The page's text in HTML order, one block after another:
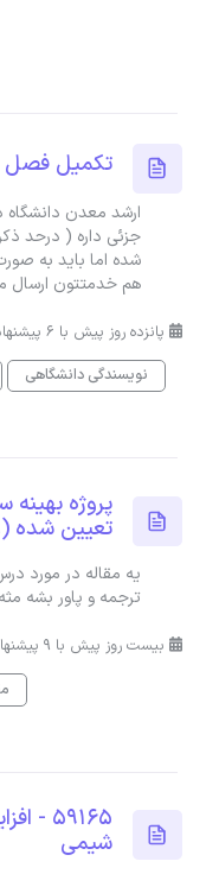
تکمیل فصل 3-4-5 ارشد
شده اما باید به
هم خدمتتون ارسال
پانزده روز پیش با 6 پیشنهاد رسیده
نویسندگی دانشگاهی
پروژه
تعیین شده (9219)
یه مقاله در مورد
ترجمه و پاور بشه
بیست روز پیش با 9 پیشنهاد رسیده
شیمی